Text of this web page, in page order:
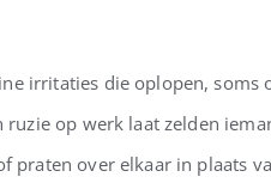
irritaties die oplopen, soms
op werk laat zelden
praten over elkaar in plaats